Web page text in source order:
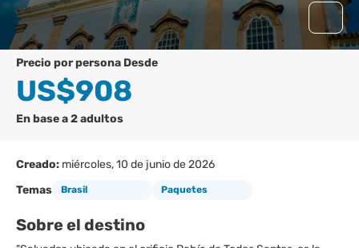
precio por persona Desde
US$908
En base a 2 adultos
Creado: miércoles, 10 de junio de 2026
Temas
Brasil Paquetes
Sobre el destino